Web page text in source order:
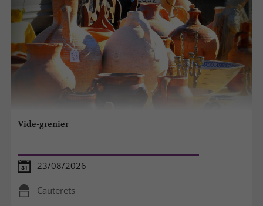
Vide-grenier
23/08/2026
Cauterets